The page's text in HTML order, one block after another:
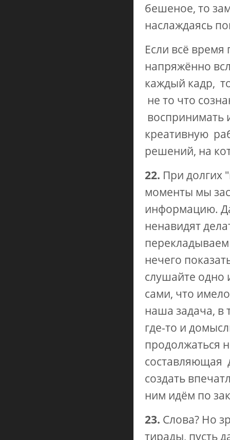
бешеное, то
наслаждаясь
Если всё время
напряжённо
каждый кадр,
не то что
воспринимать
креативную
решений, на
22. При долгих
моменты мы
информацию.
ненавидят
нечего
слушайте
сами, что
наша задача, в
где-то и
продолжаться
составляющая
создать
ним идём по
23. Слова? Но
тирады, пусть